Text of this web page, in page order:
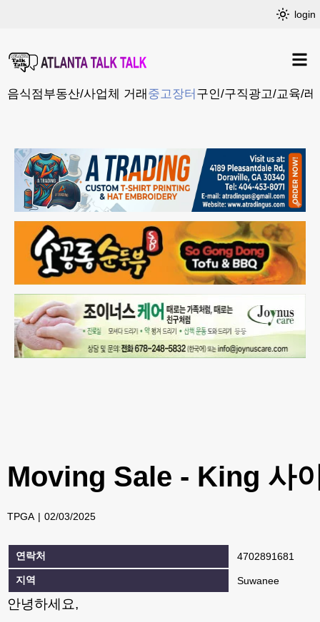
login
음식점부동산/사업체 거래 중고장터 구인/구직광고/교육/레
Moving Sale - King 사
TPGA 02/03/2025
연락처 4702891681
지역 Suwanee
안녕하세요,